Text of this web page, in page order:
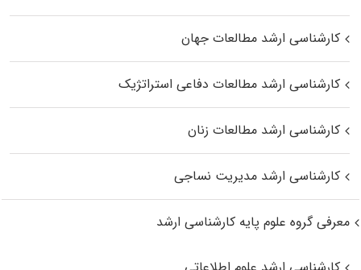
کارشناسی ارشد مطالعات جهان
کارشناسی ارشد مطالعات دفاعی استراتژیک
کارشناسی ارشد مطالعات زنان
کارشناسی ارشد مدیریت نساجی
معرفی گروه علوم پایه کارشناسی ارشد